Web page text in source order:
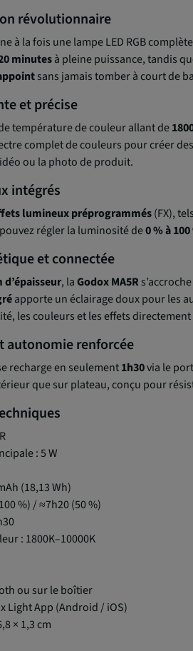
révolutionnaire
à la fois une lampe LED RGB
minutesà pleine puissance, tandis
sans jamais tomber à court de
et précise
température de couleur allant de
complet de couleurs pour créer
ou la photo de produit.
intégrés
lumineux préprogrammés(FX),
régler la luminosité de0 % à
et connectée
d’épaisseur, laGodox MA5R
apporte un éclairage doux pour les
les couleurs et les effets
autonomie renforcée
recharge en seulement1h30via le port
que sur plateau, conçu pour
: 5 W
(18,13 Wh)
%) / ≈7h20 (50 %)
: 1800K–10000K
ou sur le boîtier
Light App (Android / iOS)
× 1,3 cm